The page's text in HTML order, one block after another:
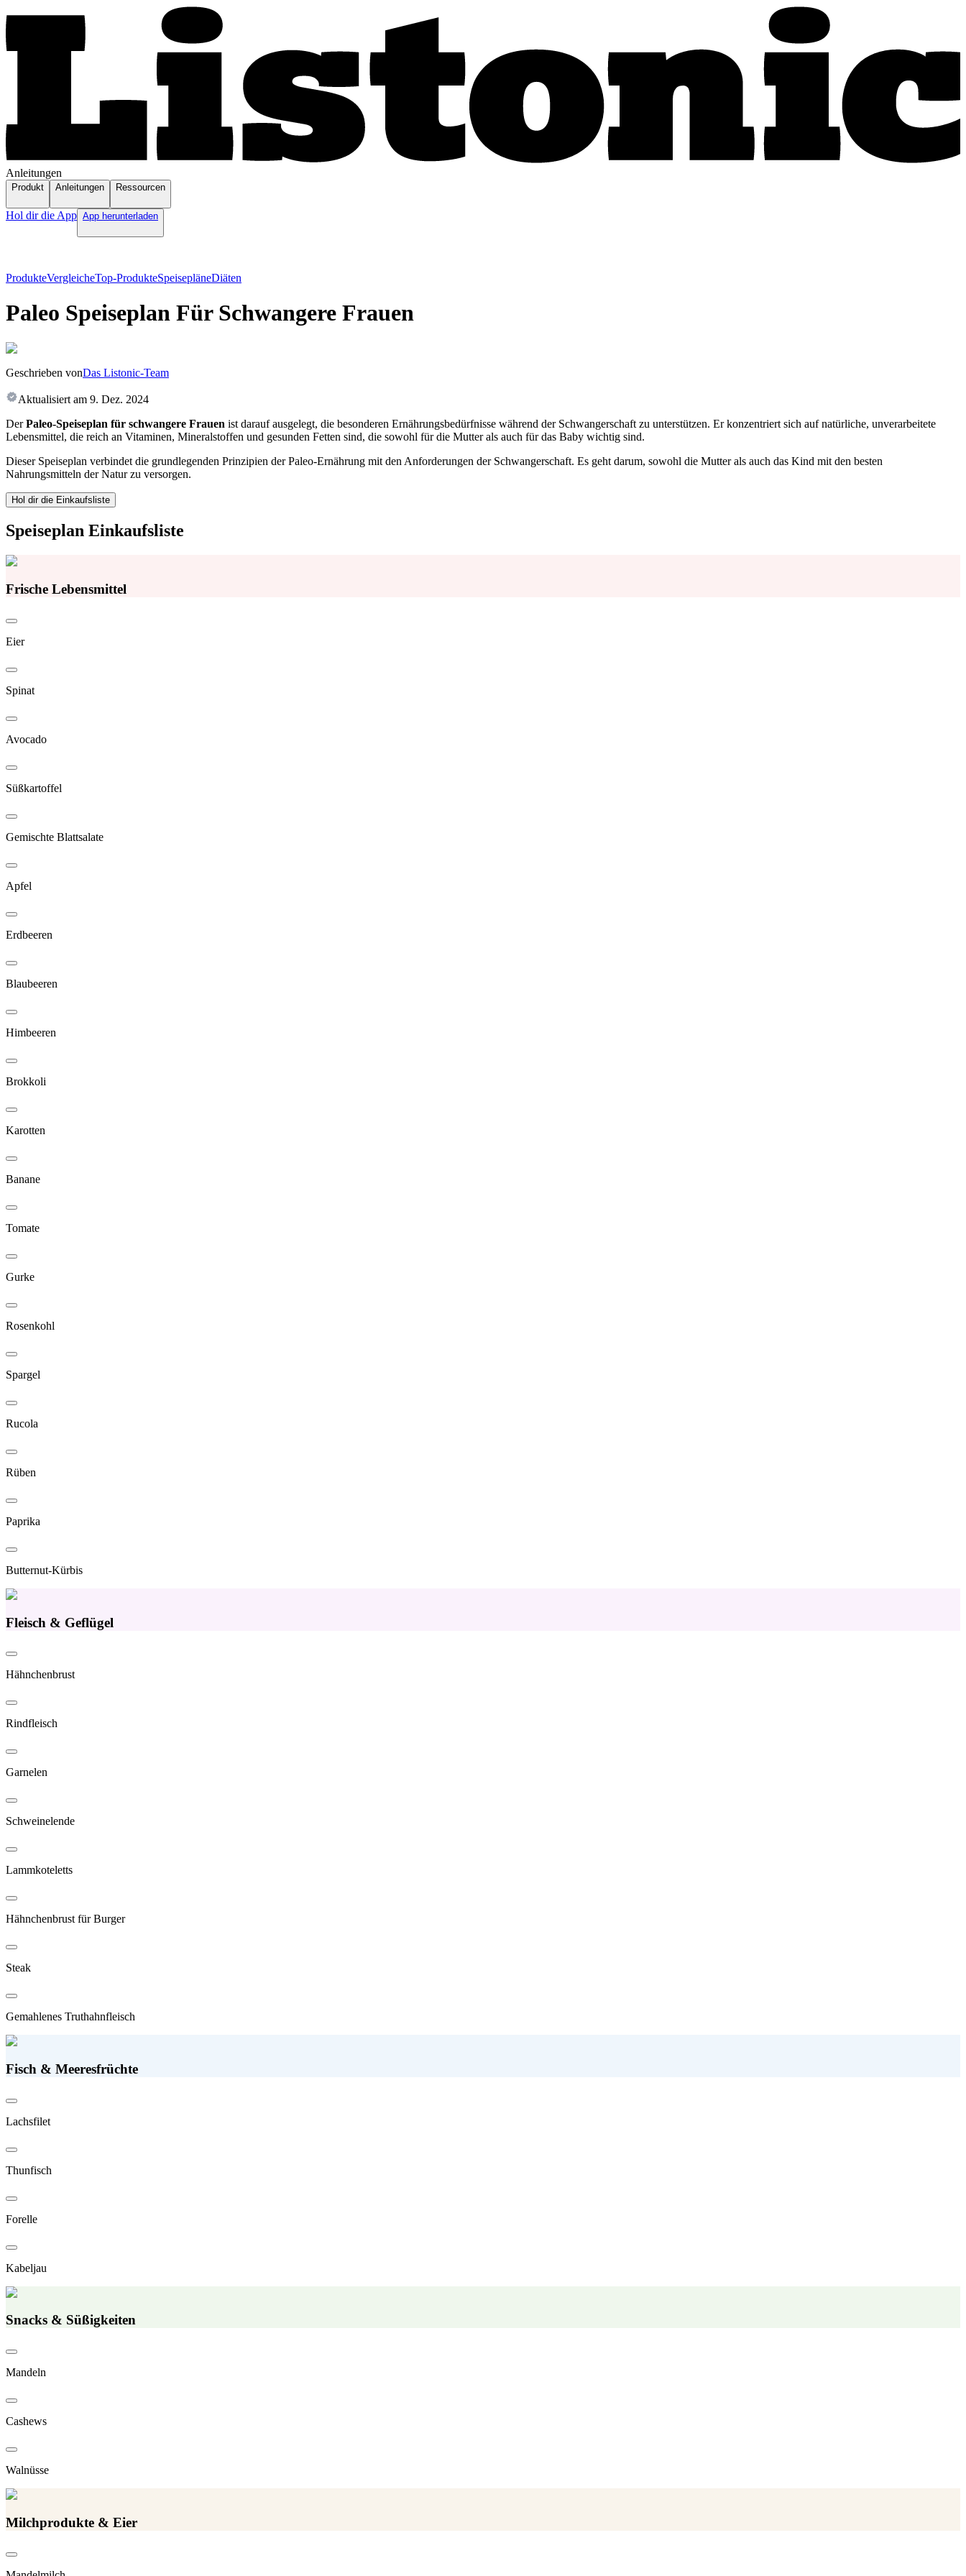
Anleitungen
Produkt Anleitungen Ressourcen
Hol dir die App App herunterladen
ProdukteVergleicheTop-ProdukteSpeisepläneDiäten
Paleo Speiseplan Für Schwangere Frauen
Geschrieben vonDas Listonic-Team
Aktualisiert am 9. Dez. 2024
DerPaleo-Speiseplan für schwangere Frauen ist darauf ausgelegt, die besonderen Ernährungsbedürfnisse während der Schwangerschaft zu unterstützen. Er konzentriert sich auf natürliche, unverarbeitete
Lebensmittel, die reich an Vitaminen, Mineralstoffen und gesunden Fetten sind, die sowohl für die Mutter als auch für das Baby wichtig sind.
Dieser Speiseplan verbindet die grundlegenden Prinzipien der Paleo-Ernährung mit den Anforderungen der Schwangerschaft. Es geht darum, sowohl die Mutter als auch das Kind mit den besten
Nahrungsmitteln der Natur zu versorgen.
Hol dir die Einkaufsliste
Speiseplan Einkaufsliste
Frische Lebensmittel
Eier
Spinat
Avocado
Süßkartoffel
Gemischte Blattsalate
Apfel
Erdbeeren
Blaubeeren
Himbeeren
Brokkoli
Karotten
Banane
Tomate
Gurke
Rosenkohl
Spargel
Rucola
Rüben
Paprika
Butternut-Kürbis
Fleisch & Geflügel
Hähnchenbrust
Rindfleisch
Garnelen
Schweinelende
Lammkoteletts
Hähnchenbrust für Burger
Steak
Gemahlenes Truthahnfleisch
Fisch & Meeresfrüchte
Lachsfilet
Thunfisch
Forelle
Kabeljau
Snacks & Süßigkeiten
Mandeln
Cashews
Walnüsse
Milchprodukte & Eier